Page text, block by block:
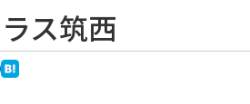
ス筑西